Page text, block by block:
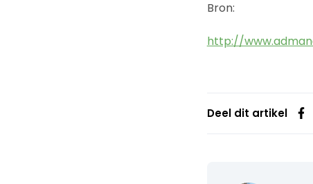
Bron:
http://
Deel dit artikel